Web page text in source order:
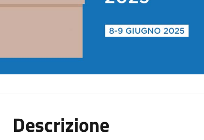
Descrizione